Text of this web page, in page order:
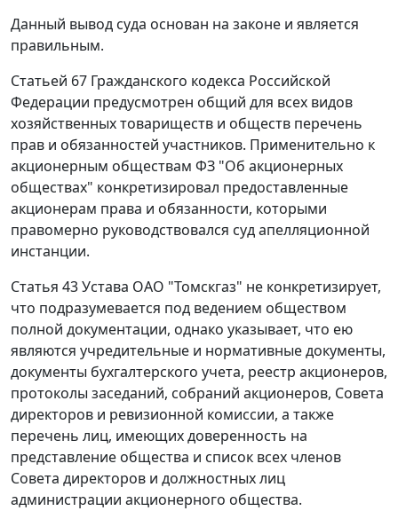
Данный вывод суда основан на законе и является
правильным.
Статьей 67 Гражданского кодекса Российской
Федерации предусмотрен общий для всех видов
хозяйственных товариществ и обществ перечень
прав и обязанностей участников. Применительно к
акционерным обществам ФЗ "Об акционерных
обществах" конкретизировал предоставленные
акционерам права и обязанности, которыми
правомерно руководствовался суд апелляционной
инстанции.
Статья 43 Устава ОАО "Томскгаз" не конкретизирует,
что подразумевается под ведением обществом
полной документации, однако указывает, что ею
являются учредительные и нормативные документы,
документы бухгалтерского учета, реестр акционеров,
протоколы заседаний, собраний акционеров, Совета
директоров и ревизионной комиссии, а также
перечень лиц, имеющих доверенность на
представление общества и список всех членов
Совета директоров и должностных лиц
администрации акционерного общества.